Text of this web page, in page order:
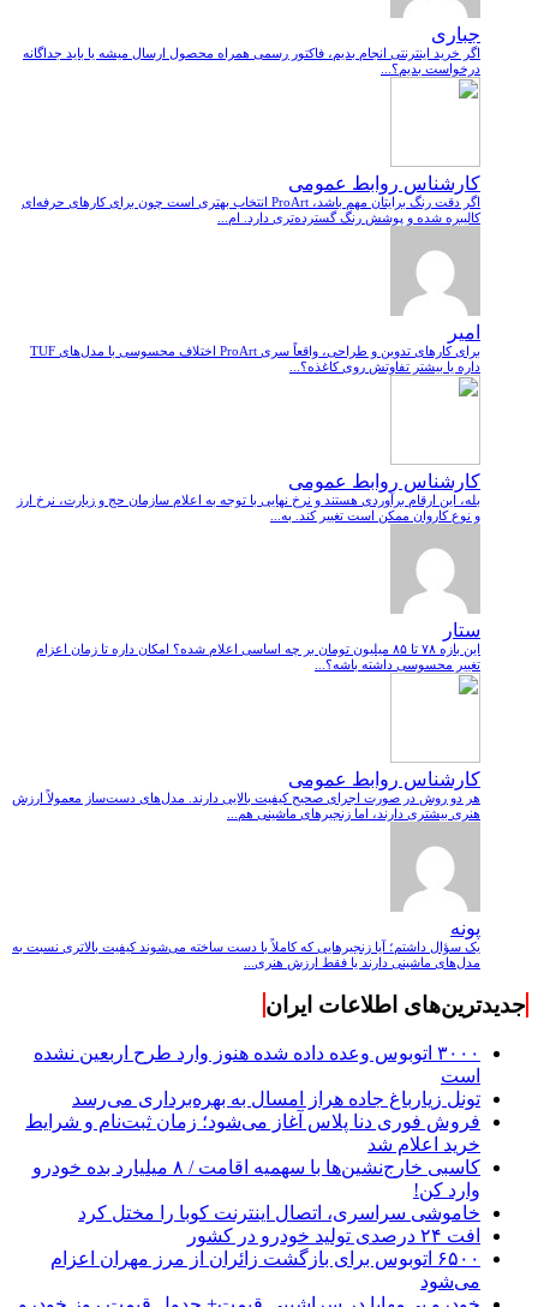
جباری
اگر خرید اینترنتی انجام بدیم، فاکتور رسمی همراه محصول ارسال میشه یا باید جداگانه
درخواست بدیم؟...
کارشناس روابط عمومی
اگر دقت رنگ برایتان مهم باشد، ProArt انتخاب بهتری است چون برای کارهای حرفه‌ای
کالیبره شده و پوشش رنگ گسترده‌تری دارد. ام...
امیر
برای کارهای تدوین و طراحی، واقعاً سری ProArt اختلاف محسوسی با مدل‌های TUF
داره یا بیشتر تفاوتش روی کاغذه؟...
کارشناس روابط عمومی
بله، این ارقام برآوردی هستند و نرخ نهایی با توجه به اعلام سازمان حج و زیارت، نرخ ارز
و نوع کاروان ممکن است تغییر کند. به...
ستار
این بازه ۷۸ تا ۸۵ میلیون تومان بر چه اساسی اعلام شده؟ امکان داره تا زمان اعزام
تغییر محسوسی داشته باشه؟...
کارشناس روابط عمومی
هر دو روش در صورت اجرای صحیح کیفیت بالایی دارند. مدل‌های دست‌ساز معمولاً ارزش
هنری بیشتری دارند، اما زنجیرهای ماشینی هم...
پونه
یک سؤال داشتم؛ آیا زنجیرهایی که کاملاً با دست ساخته می‌شوند کیفیت بالاتری نسبت به
مدل‌های ماشینی دارند یا فقط ارزش هنری...
جدیدترین‌های اطلاعات ایران
۳۰۰۰ اتوبوس وعده داده شده هنوز وارد طرح اربعین نشده
است
تونل زیارباغ جاده هراز امسال به بهره‌برداری می‌رسد
فروش فوری دنا پلاس آغاز می‌شود؛ زمان ثبت‌نام و شرایط
خرید اعلام شد
کاسبی خارج‌نشین‌ها با سهمیه اقامت / ۸ میلیارد بده خودرو
وارد کن!
خاموشی سراسری، اتصال اینترنت کوبا را مختل کرد
افت ۲۴ درصدی تولید خودرو در کشور
۶۵۰۰ اتوبوس برای بازگشت زائران از مرز مهران اعزام
می‌شود